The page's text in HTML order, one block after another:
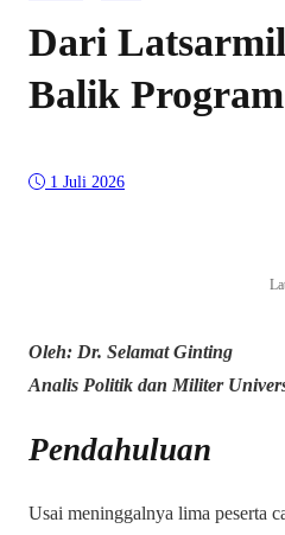
Dari
Balik
1 Juli 2026
Oleh: Dr. Selamat Ginting
Analis Politik dan Militer
Pendahuluan
Usai meninggalnya lima peserta